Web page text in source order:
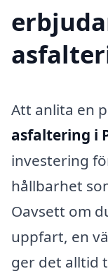
Att anlita en
asfaltering i
investering
hållbarhet
Oavsett om
uppfart, en
ger det alltid